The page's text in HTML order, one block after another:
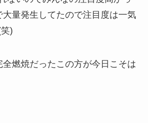
大量発生してたので注目度は一気
)
燃焼だったこの方が今日こそは